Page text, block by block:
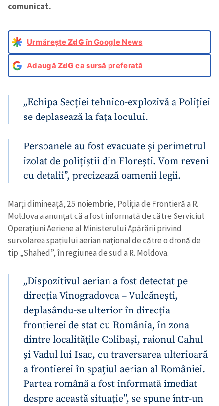
comunicat.
Urmărește ZdGîn Google News
AdaugăZdG ca sursă preferată
„Echipa Secției tehnico-explozivǎ a Poliției
se deplasează la fața locului.
Persoanele au fost evacuate și perimetrul
izolat de polițiștii din Florești. Vom reveni
cu detalii”, precizează oamenii legii.
Marți dimineață, 25 noiembrie, Poliția de Frontieră a R.
Moldova a anunțat că a fost informată de către Serviciul
Operațiuni Aeriene al Ministerului Apărării privind
survolarea spațiului aerian național de către o dronă de
tip „Shahed”, în regiunea de sud a R. Moldova.
„Dispozitivul aerian a fost detectat pe
direcția Vinogradovca – Vulcănești,
deplasându-se ulterior în direcția
frontierei de stat cu România, în zona
dintre localitățile Colibași, raionul Cahul
și Vadul lui Isac, cu traversarea ulterioară
a frontierei în spațiul aerian al României.
Partea română a fost informată imediat
despre această situație”, se spune într-un